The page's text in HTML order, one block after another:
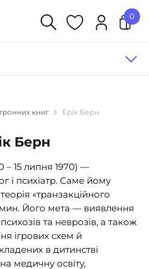
посібники (527)
словники (55)
(1)
0
книг Ерік Берн
Берн
– 15 липня 1970) —
і психіатр. Саме йому
«транзакційного
Його мета — виявлення
та неврозів, а також
ігрових схем й
в дитинстві
медичну освіту,